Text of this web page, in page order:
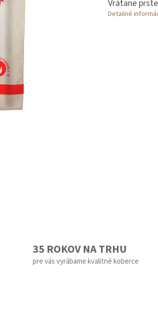
Vrátane
Detailné
35 ROKOV NA TRHU
pre vás vyrábame kvalitné koberce